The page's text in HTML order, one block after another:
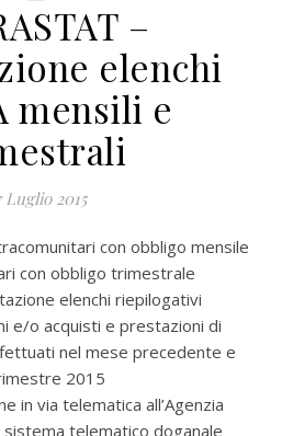
–
elenchi
mensili e
Luglio 2015
con obbligo mensile
con obbligo trimestrale
elenchi riepilogativi
e/o acquisti e prestazioni di
nel mese precedente e
2015
in via telematica all’Agenzia
telematico doganale